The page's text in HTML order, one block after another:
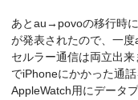
あとau→povoの移行時
が発表されたので、一
セルラー通信は両立出
でiPhoneにかかった通
AppleWatch用にデータ